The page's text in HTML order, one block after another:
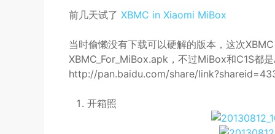
前几天试了 XBMC in Xiaomi MiBox
当时偷懒没有下载可以硬解的版本，这次
XBMC_For_MiBox.apk，不过MiBox和C1S都
http://pan.baidu.com/share/
开箱照